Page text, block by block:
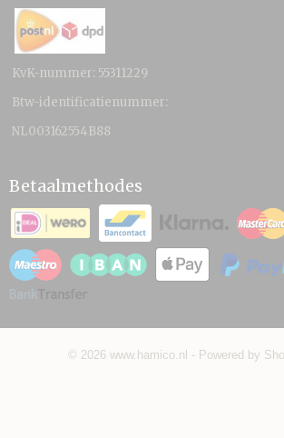
KvK-nummer: 55311229
Btw-identificatienummer:
NL003162554B88
Betaalmethodes
© 2026 www.hamico.nl - Powered by